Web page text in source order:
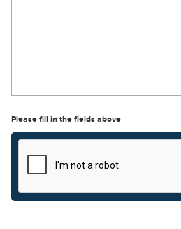
Please fill in the fields above